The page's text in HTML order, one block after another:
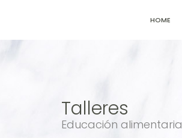
HOME
Talleres
Educación alimentaria